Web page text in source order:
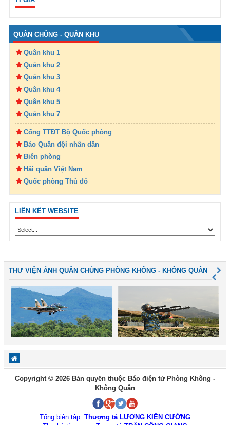
QUÂN CHỦNG - QUÂN KHU
Quân khu 1
Quân khu 2
Quân khu 3
Quân khu 4
Quân khu 5
Quân khu 7
Cổng TTĐT Bộ Quốc phòng
Báo Quân đội nhân dân
Biên phòng
Hải quân Việt Nam
Quốc phòng Thủ đô
LIÊN KẾT WEBSITE
THƯ VIỆN ẢNH QUÂN CHỦNG PHÒNG KHÔNG - KHÔNG QUÂN
Copyright © 2026 Bản quyền thuộc Báo điện tử Phòng Không -
Không Quân
Tổng biên tập: Thượng tá LƯƠNG KIÊN CƯỜNG